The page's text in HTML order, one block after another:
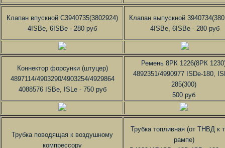
Клапан впускной C3940735(3802924)
4ISBe, 6ISBe - 280 руб
Клапан выпускной
4ISBe, 6ISBe - 280 руб
Коннектор форсунки (штуцер)
4897114/4903290/4903254/4929864
4088576 ISBe, ISLe - 750 руб
Ремень 8РК 1226(8РК
4892351/4990977 ISDe-180,
285(300)
500 руб
Трубка поводящая к воздушному
компрессору
Трубка топливная (от ТНВД к
рампе)